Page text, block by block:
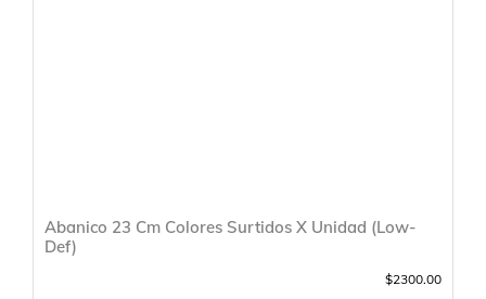
Abanico 23 Cm Colores Surtidos X Unidad (Low-
Def)
$2300.00